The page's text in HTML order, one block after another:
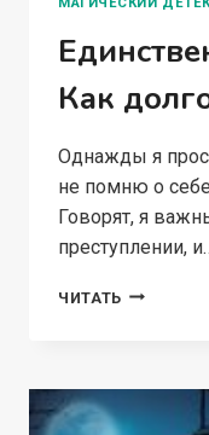
МАГИЧЕСКИЙ
Как
Однажды я
не помню о
Говорят, я
преступлении,
ЧИТАТЬ
ДОЛГО